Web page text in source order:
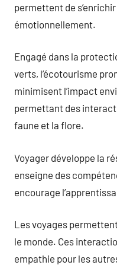
permettent de
émotionnellement.
Engagé dans la
verts, l’écotourisme
minimisent l’impact
permettant des
faune et la flore.
Voyager développe la
enseigne des
encourage
Les voyages
le monde. Ces
empathie pour les